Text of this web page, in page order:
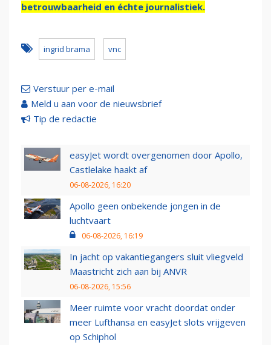
betrouwbaarheid en échte journalistiek.
ingrid brama vnc
Verstuur per e-mail
Meld u aan voor de nieuwsbrief
Tip de redactie
easyJet wordt overgenomen door Apollo,
Castlelake haakt af
06-08-2026, 16:20
Apollo geen onbekende jongen in de
luchtvaart
06-08-2026, 16:19
In jacht op vakantiegangers sluit vliegveld
Maastricht zich aan bij ANVR
06-08-2026, 15:56
Meer ruimte voor vracht doordat onder
meer Lufthansa en easyJet slots vrijgeven
op Schiphol